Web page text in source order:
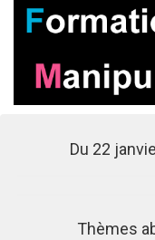
Du 22
Thèmes